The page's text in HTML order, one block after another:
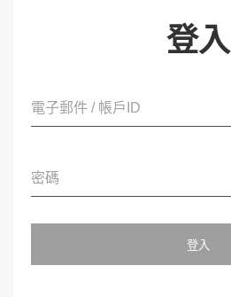
登入
電子郵件 / 帳戶ID
密碼
登入